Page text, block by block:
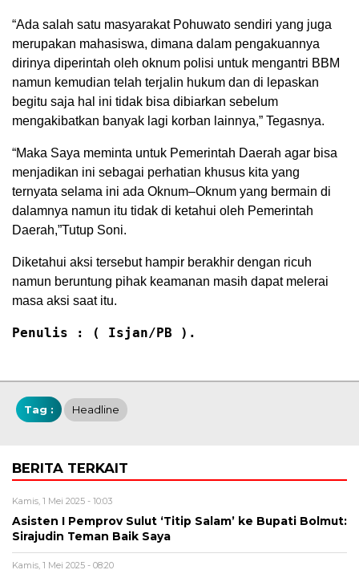
“Ada salah satu masyarakat Pohuwato sendiri yang juga
merupakan mahasiswa, dimana dalam pengakuannya
dirinya diperintah oleh oknum polisi untuk mengantri BBM
namun kemudian telah terjalin hukum dan di lepaskan
begitu saja hal ini tidak bisa dibiarkan sebelum
mengakibatkan banyak lagi korban lainnya,” Tegasnya.
“Maka Saya meminta untuk Pemerintah Daerah agar bisa
menjadikan ini sebagai perhatian khusus kita yang
ternyata selama ini ada Oknum–Oknum yang bermain di
dalamnya namun itu tidak di ketahui oleh Pemerintah
Daerah,”Tutup Soni.
Diketahui aksi tersebut hampir berakhir dengan ricuh
namun beruntung pihak keamanan masih dapat melerai
masa aksi saat itu.
Penulis : ( Isjan/PB ).
Tag : Headline
BERITA TERKAIT
Kamis, 1 Mei 2025 - 10:03
Asisten I Pemprov Sulut ‘Titip Salam’ ke Bupati Bolmut:
Sirajudin Teman Baik Saya
Kamis, 1 Mei 2025 - 08:20